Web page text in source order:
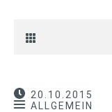
20.10.2015
ALLGEMEIN